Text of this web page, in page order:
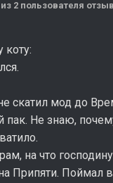
из 2 пользователя
коту:
скатил мод до
Не знаю,
на что
Припяти. Поймал